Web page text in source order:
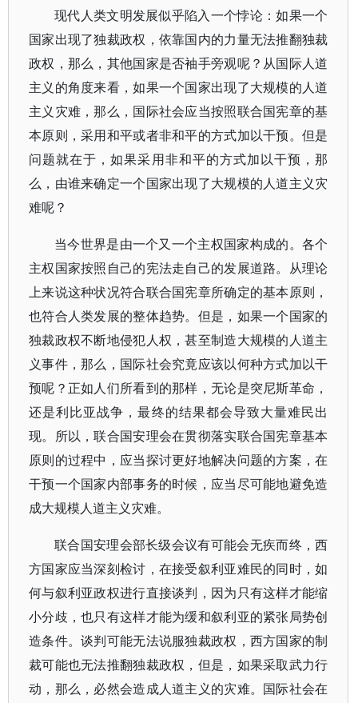
现代人类文明发展似乎陷入一个悖论：如果一个
国家出现了独裁政权，依靠国内的力量无法推翻独裁
政权，那么，其他国家是否袖手旁观呢？从国际人道
主义的角度来看，如果一个国家出现了大规模的人道
主义灾难，那么，国际社会应当按照联合国宪章的基
本原则，采用和平或者非和平的方式加以干预。但是
问题就在于，如果采用非和平的方式加以干预，那
么，由谁来确定一个国家出现了大规模的人道主义灾
难呢？
当今世界是由一个又一个主权国家构成的。各个
主权国家按照自己的宪法走自己的发展道路。从理论
上来说这种状况符合联合国宪章所确定的基本原则，
也符合人类发展的整体趋势。但是，如果一个国家的
独裁政权不断地侵犯人权，甚至制造大规模的人道主
义事件，那么，国际社会究竟应该以何种方式加以干
预呢？正如人们所看到的那样，无论是突尼斯革命，
还是利比亚战争，最终的结果都会导致大量难民出
现。所以，联合国安理会在贯彻落实联合国宪章基本
原则的过程中，应当探讨更好地解决问题的方案，在
干预一个国家内部事务的时候，应当尽可能地避免造
成大规模人道主义灾难。
联合国安理会部长级会议有可能会无疾而终，西
方国家应当深刻检讨，在接受叙利亚难民的同时，如
何与叙利亚政权进行直接谈判，因为只有这样才能缩
小分歧，也只有这样才能为缓和叙利亚的紧张局势创
造条件。谈判可能无法说服独裁政权，西方国家的制
裁可能也无法推翻独裁政权，但是，如果采取武力行
动，那么，必然会造成人道主义的灾难。国际社会在